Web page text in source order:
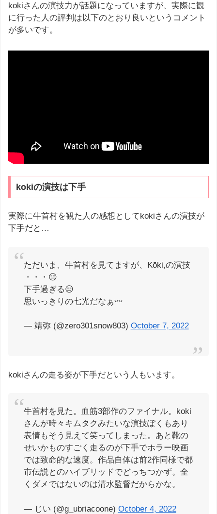
kokiさんの演技力が話題になっていますが、実際に観
に行った人の評判は以下のとおり良いというコメント
が多いです。
kokiの演技は下手
実際に牛首村を観た人の感想としてkokiさんの演技が
下手だと…
ただいま、牛首村を見てますが、Kōki,の演技
・・・😑
下手過ぎる😑
思いっきりの七光だなぁ〰️
— 靖弥 (@zero301snow803) October 7, 2022
kokiさんの走る姿が下手だという人もいます。
牛首村を見た。血筋3部作のファイナル。koki
さんが時々キムタクみたいな演技ぽくもあり
表情もそう見えて笑ってしまった。あと靴の
せいかものすごく走るのが下手でホラー映画
では致命的な速度。作品自体は前2作同様で都
市伝説とのハイブリッドでどっちつかず。全
くダメではないのは清水監督だからかな。
— じい (@g_ubriacoone) October 4, 2022